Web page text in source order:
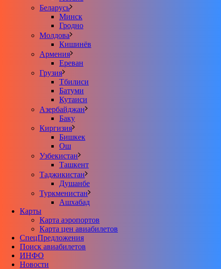
Беларусь
Минск
Гродно
Молдова
Кишинёв
Армения
Ереван
Грузия
Тбилиси
Батуми
Кутаиси
Азербайджан
Баку
Киргизия
Бишкек
Ош
Узбекистан
Ташкент
Таджикистан
Душанбе
Туркменистан
Ашхабад
Карты
Карта аэропортов
Карта цен авиабилетов
CпецПредложения
Поиск авиабилетов
ИНФО
Новости